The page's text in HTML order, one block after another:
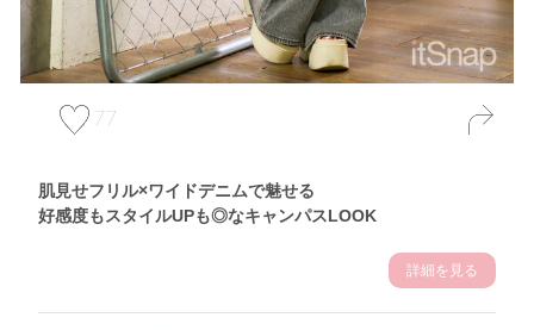
77
肌見せフリル×ワイドデニムで魅せる
好感度もスタイルUPも◎なキャンパスLOOK
詳細を見る